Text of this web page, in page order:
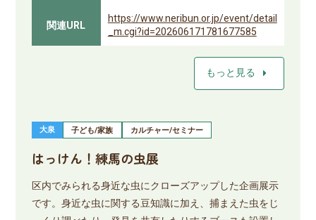
関連URL
https://www.neribun.or.jp/event/detail
_m.cgi?id=202606171781677585
もっと見る arrow_right
大泉 子ども/家族 カルチャー/セミナー
はっけん！練馬の虫展
区内でみられる身近な虫にクローズアップした企画展示
です。身近な虫に関する豆知識に加え、捕まえた虫をじ